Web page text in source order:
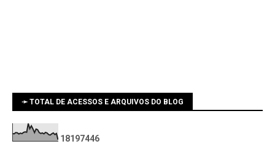
➛ TOTAL DE ACESSOS E ARQUIVOS DO BLOG
18197446